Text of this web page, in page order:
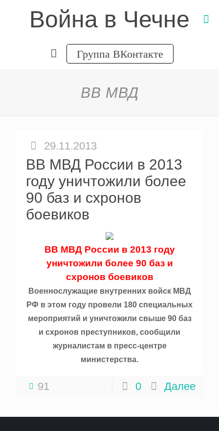
Война в Чечне
Группа ВКонтакте
ВВ МВД
29.11.2013
ВВ МВД России в 2013
году уничтожили более
90 баз и схронов
боевиков
ВВ МВД России в 2013 году
уничтожили более 90 баз и
схронов боевиков
Военнослужащие внутренних войск МВД
РФ в этом году провели 180 специальных
мероприятий и уничтожили свыше 90 баз
и схронов преступников, сообщили
журналистам в пресс-центре
министерства.
91 0 Далее